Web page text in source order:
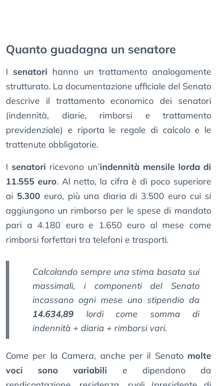
Quanto guadagna un senatore
I senatori hanno un trattamento analogamente
strutturato. La documentazione ufficiale del Senato
descrive il trattamento economico dei senatori
(indennità, diarie, rimborsi e trattamento
previdenziale) e riporta le regole di calcolo e le
trattenute obbligatorie.
I senatori ricevono un’indennità mensile lorda di
11.555 euro. Al netto, la cifra è di poco superiore
ai 5.300 euro, più una diaria di 3.500 euro cui si
aggiungono un rimborso per le spese di mandato
pari a 4.180 euro e 1.650 euro al mese come
rimborsi forfettari tra telefoni e trasporti.
Calcolando sempre una stima basata sui
massimali, i componenti del Senato
incassano ogni mese uno stipendio da
14.634,89 lordi come somma di
indennità + diaria + rimborsi vari.
Come per la Camera, anche per il Senato molte
voci sono variabili e dipendono da